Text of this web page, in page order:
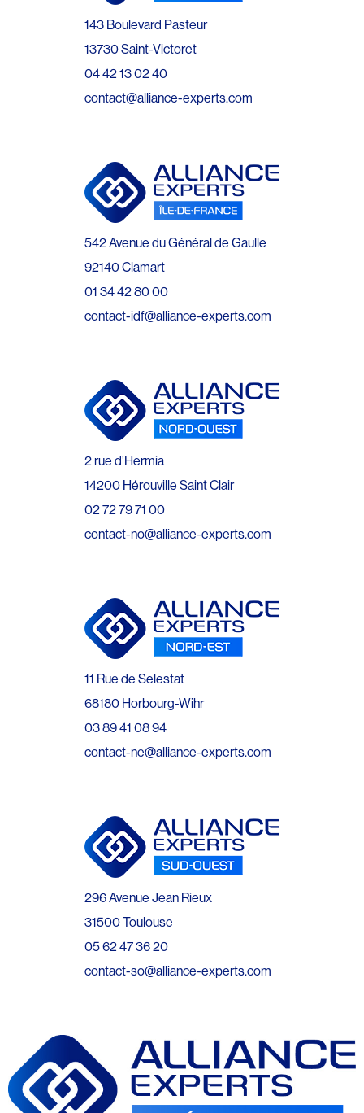
143 Boulevard Pasteur
13730 Saint-Victoret
04 42 13 02 40
contact@alliance-experts.com
542 Avenue du Général de Gaulle
92140 Clamart
01 34 42 80 00
contact-idf@alliance-experts.com
2 rue d’Hermia
14200 Hérouville Saint Clair
02 72 79 71 00
contact-no@alliance-experts.com
11 Rue de Selestat
68180 Horbourg-Wihr
03 89 41 08 94
contact-ne@alliance-experts.com
296 Avenue Jean Rieux
31500 Toulouse
05 62 47 36 20
contact-so@alliance-experts.com